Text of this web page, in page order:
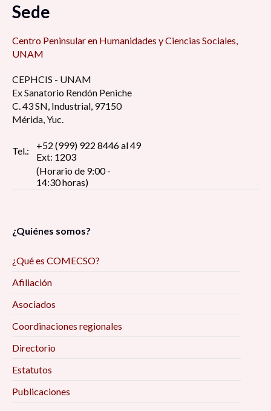
Sede
Centro Peninsular en Humanidades y Ciencias Sociales,
UNAM
CEPHCIS - UNAM
Ex Sanatorio Rendón Peniche
C. 43 SN, Industrial, 97150
Mérida, Yuc.
Tel.:
+52 (999) 922 8446 al 49
Ext: 1203
(Horario de 9:00 -
14:30 horas)
¿Quiénes somos?
¿Qué es COMECSO?
Afiliación
Asociados
Coordinaciones regionales
Directorio
Estatutos
Publicaciones